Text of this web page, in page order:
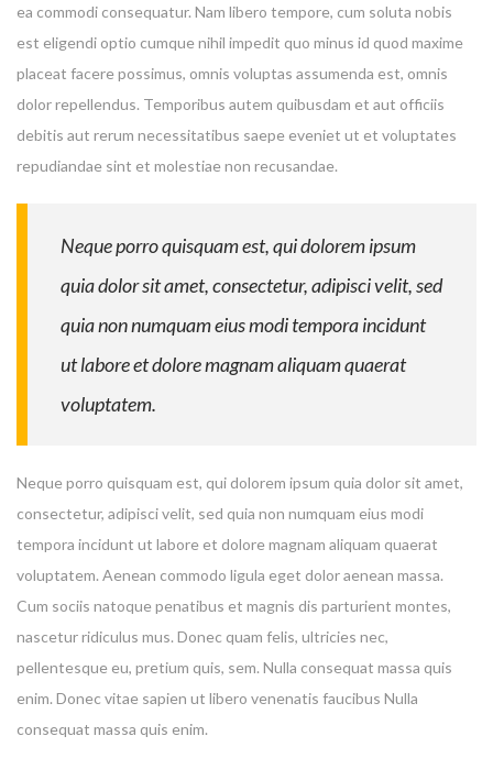
ea commodi consequatur. Nam libero tempore, cum soluta nobis
est eligendi optio cumque nihil impedit quo minus id quod maxime
placeat facere possimus, omnis voluptas assumenda est, omnis
dolor repellendus. Temporibus autem quibusdam et aut officiis
debitis aut rerum necessitatibus saepe eveniet ut et voluptates
repudiandae sint et molestiae non recusandae.
Neque porro quisquam est, qui dolorem ipsum
quia dolor sit amet, consectetur, adipisci velit, sed
quia non numquam eius modi tempora incidunt
ut labore et dolore magnam aliquam quaerat
voluptatem.
Neque porro quisquam est, qui dolorem ipsum quia dolor sit amet,
consectetur, adipisci velit, sed quia non numquam eius modi
tempora incidunt ut labore et dolore magnam aliquam quaerat
voluptatem. Aenean commodo ligula eget dolor aenean massa.
Cum sociis natoque penatibus et magnis dis parturient montes,
nascetur ridiculus mus. Donec quam felis, ultricies nec,
pellentesque eu, pretium quis, sem. Nulla consequat massa quis
enim. Donec vitae sapien ut libero venenatis faucibus Nulla
consequat massa quis enim.